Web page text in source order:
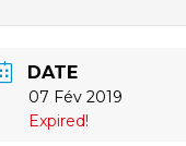
DATE
07 Fév 2019
Expired!